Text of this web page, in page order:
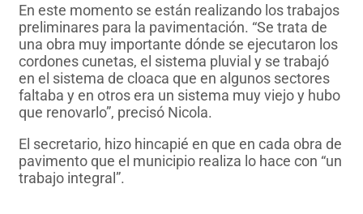
En este momento se están realizando los trabajos
preliminares para la pavimentación. “Se trata de
una obra muy importante dónde se ejecutaron los
cordones cunetas, el sistema pluvial y se trabajó
en el sistema de cloaca que en algunos sectores
faltaba y en otros era un sistema muy viejo y hubo
que renovarlo”, precisó Nicola.
El secretario, hizo hincapié en que en cada obra de
pavimento que el municipio realiza lo hace con “un
trabajo integral”.